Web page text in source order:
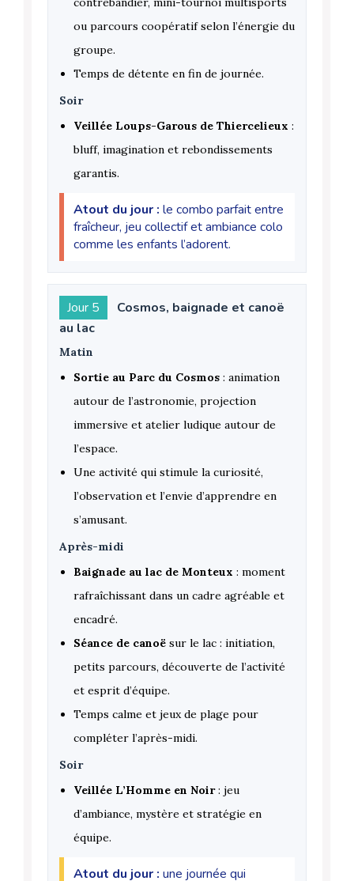
ou parcours coopératif selon l’énergie du
groupe.
Temps de détente en fin de journée.
Soir
Veillée Loups-Garous de Thiercelieux :
bluff, imagination et rebondissements
garantis.
Atout du jour : le combo parfait entre
fraîcheur, jeu collectif et ambiance colo
comme les enfants l’adorent.
Jour 5
Cosmos, baignade et canoë
au lac
Matin
Sortie au Parc du Cosmos : animation
autour de l’astronomie, projection
immersive et atelier ludique autour de
l’espace.
Une activité qui stimule la curiosité,
l’observation et l’envie d’apprendre en
s’amusant.
Après-midi
Baignade au lac de Monteux : moment
rafraîchissant dans un cadre agréable et
encadré.
Séance de canoë sur le lac : initiation,
petits parcours, découverte de l’activité
et esprit d’équipe.
Temps calme et jeux de plage pour
compléter l’après-midi.
Soir
Veillée L’Homme en Noir: jeu
d’ambiance, mystère et stratégie en
équipe.
Atout du jour : une journée qui